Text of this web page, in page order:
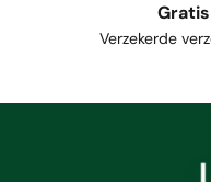
Verzekerde